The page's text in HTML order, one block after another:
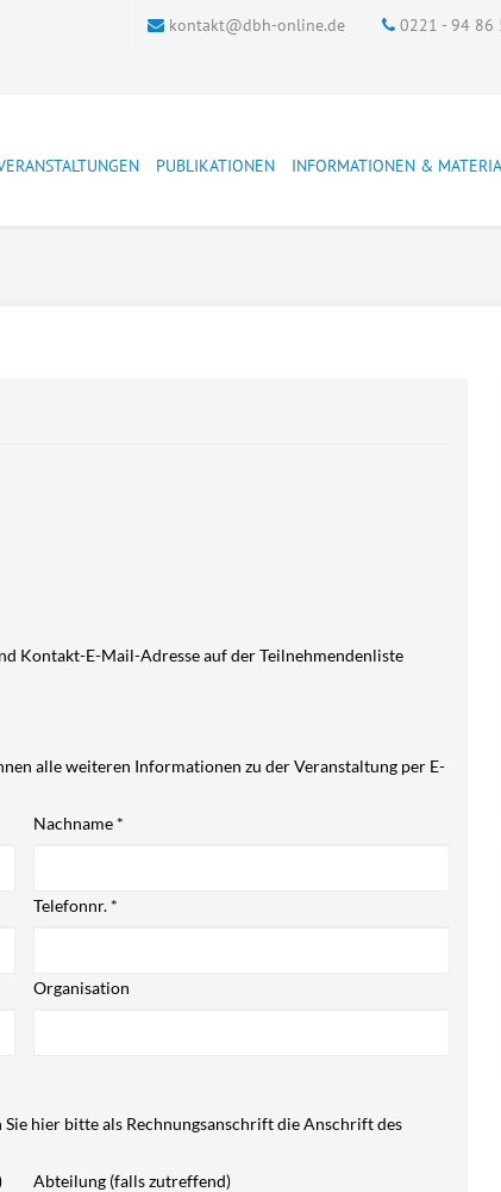
kontakt@dbh-online.de 0221 - 94 86
DBH-Veranstaltungen
PUBLIKATIONEN
DBH Materialien Archiv
INFORMATIONEN &
Adresslisten der
Kriminalsystem
Kontakt-E-Mail-Adresse auf der Teilnehmendenliste
alle weiteren Informationen zu der Veranstaltung per E-
Nachname *
Telefonnr. *
Organisation
hier bitte als Rechnungsanschrift die Anschrift des
Abteilung (falls zutreffend)